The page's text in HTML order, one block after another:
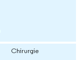
Chirurgie